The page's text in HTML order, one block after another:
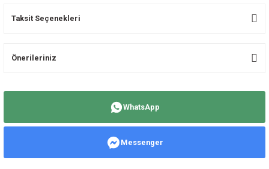
Taksit Seçenekleri
Önerileriniz
Ürün resmi kalitesiz, bozuk veya görüntülenemiyor.
WhatsApp
Messenger